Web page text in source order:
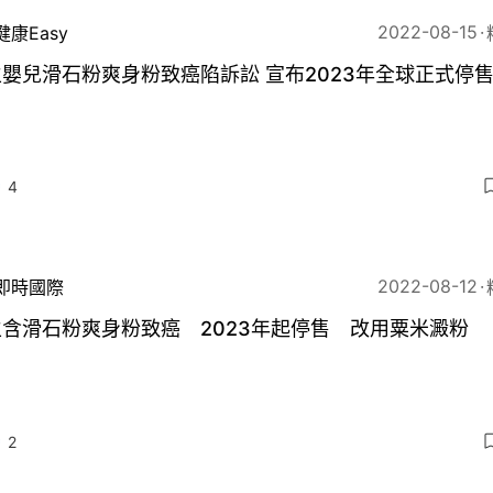
康Easy 2022-08-15
強生嬰兒滑石粉爽身粉致癌陷訴訟 宣布2023年全球正式停售
4
時國際 2022-08-12
含滑石粉爽身粉致癌 2023年起停售 改用粟米澱粉
2